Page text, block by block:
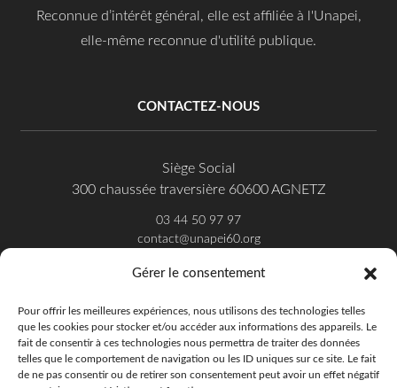
Gérer le consentement
Pour offrir les meilleures expériences, nous utilisons des technologies telles
que les cookies pour stocker et/ou accéder aux informations des appareils. Le
fait de consentir à ces technologies nous permettra de traiter des données
telles que le comportement de navigation ou les ID uniques sur ce site. Le fait
de ne pas consentir ou de retirer son consentement peut avoir un effet négatif
Reconnue d’intérêt général, elle est affiliée à l'Unapei,
elle-même reconnue d'utilité publique.
CONTACTEZ-NOUS
Siège Social
300 chaussée traversière 60600 AGNETZ
03 44 50 97 97
contact@unapei60.org